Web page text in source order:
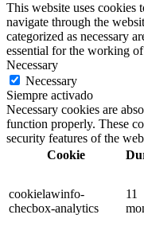
This website uses cookies
navigate through the
categorized as necessary
essential for the working
Necessary
Necessary
Siempre activado
Necessary cookies are
function properly. These
security features of the
Cookie
cookielawinfo-
checbox-analytics
11